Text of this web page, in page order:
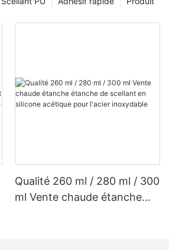
Qualité 260 ml / 280 ml / 300
ml Vente chaude étanche